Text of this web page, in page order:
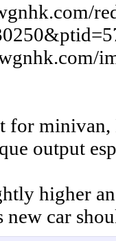
for
output
higher
car